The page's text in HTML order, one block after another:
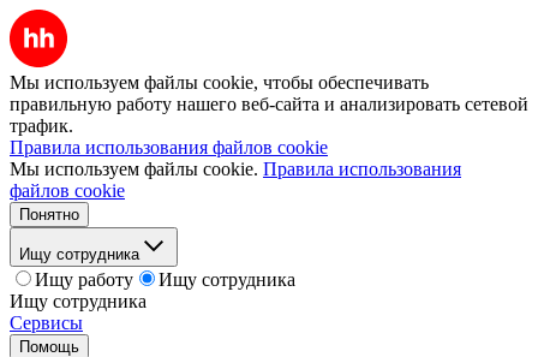
Мы используем файлы cookie, чтобы обеспечивать
правильную работу нашего веб-сайта и анализировать сетевой
трафик.
Правила использования файлов cookie
Мы используем файлы cookie. Правила использования
файлов cookie
Понятно
Ищу сотрудника
Ищу работу
Ищу сотрудника
Ищу сотрудника
Сервисы
Помощь